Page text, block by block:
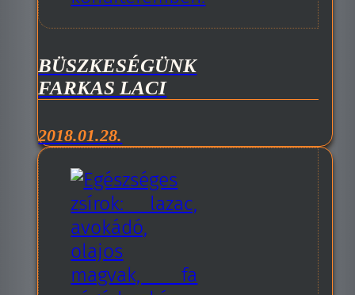
BÜSZKESÉGÜNK
FARKAS LACI
2018.01.28.